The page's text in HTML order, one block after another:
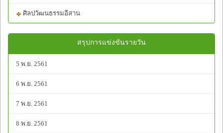
ศิลปวัฒนธรรมอีสาน
สรุปการแข่งขันรายวัน
5 พ.ย. 2561
6 พ.ย. 2561
7 พ.ย. 2561
8 พ.ย. 2561